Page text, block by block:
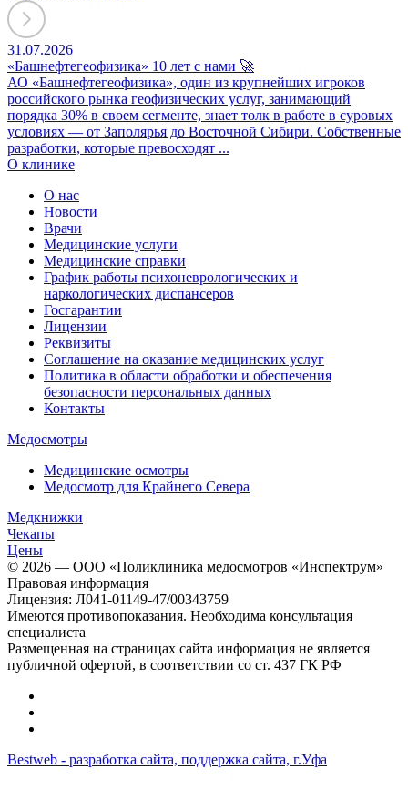
31.07.2026
«Башнефтегеофизика» 10 лет с нами 🚀
АО «Башнефтегеофизика», один из крупнейших игроков
российского рынка геофизических услуг, занимающий
порядка 30% в своем сегменте, знает толк в работе в суровых
условиях — от Заполярья до Восточной Сибири. Собственные
разработки, которые превосходят ...
О клинике
О нас
Новости
Врачи
Медицинские услуги
Медицинские справки
График работы психоневрологических и
наркологических диспансеров
Госгарантии
Лицензии
Реквизиты
Соглашение на оказание медицинских услуг
Политика в области обработки и обеспечения
безопасности персональных данных
Контакты
Медосмотры
Медицинские осмотры
Медосмотр для Крайнего Севера
Медкнижки
Чекапы
Цены
© 2026 — ООО «Поликлиника медосмотров «Инспектрум»
Правовая информация
Лицензия: Л041-01149-47/00343759
Имеются противопоказания. Необходима консультация
специалиста
Размещенная на страницах сайта информация не является
публичной офертой, в соответствии со ст. 437 ГК РФ
Bestweb - разработка сайта, поддержка сайта, г.Уфа